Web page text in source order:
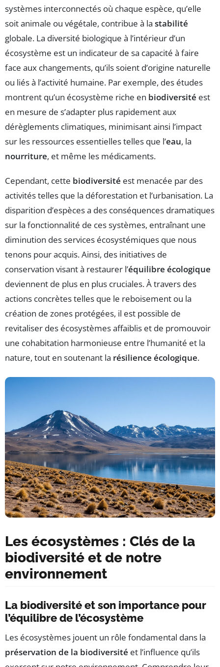
systèmes interconnectés où chaque espèce, qu’elle
soit animale ou végétale, contribue à la stabilité
globale. La diversité biologique à l’intérieur d’un
écosystème est un indicateur de sa capacité à faire
face aux changements, qu’ils soient d’origine naturelle
ou liés à l’activité humaine. Par exemple, des études
montrent qu’un écosystème riche en biodiversité est
en mesure de s’adapter plus rapidement aux
dérèglements climatiques, minimisant ainsi l’impact
sur les ressources essentielles telles que l’eau, la
nourriture, et même les médicaments.
Cependant, cette biodiversité est menacée par des
activités telles que la déforestation et l’urbanisation. La
disparition d’espèces a des conséquences dramatiques
sur la fonctionnalité de ces systèmes, entraînant une
diminution des services écosystémiques que nous
tenons pour acquis. Ainsi, des initiatives de
conservation visant à restaurer l’équilibre écologique
deviennent de plus en plus cruciales. À travers des
actions concrètes telles que le reboisement ou la
création de zones protégées, il est possible de
revitaliser des écosystèmes affaiblis et de promouvoir
une cohabitation harmonieuse entre l’humanité et la
nature, tout en soutenant la résilience écologique.
Les écosystèmes : Clés de la
biodiversité et de notre
environnement
La biodiversité et son importance pour
l’équilibre de l’écosystème
Les écosystèmes jouent un rôle fondamental dans la
préservation de la biodiversité et l’influence qu’ils